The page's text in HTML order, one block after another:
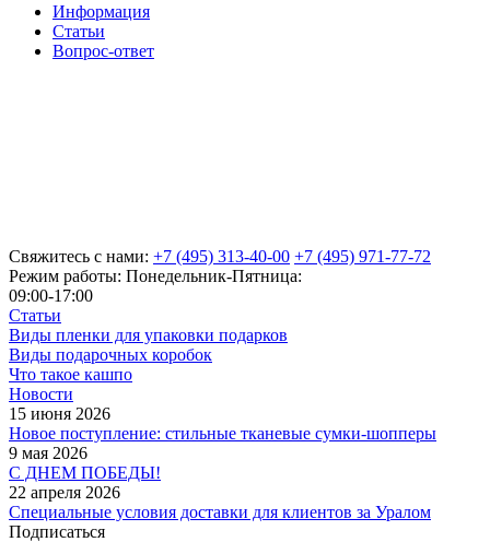
Информация
Статьи
Вопрос-ответ
Свяжитесь с нами: +7 (495) 313-40-00 +7 (495) 971-77-72
Режим работы: Понедельник-Пятница:
09:00-17:00
Статьи
Виды пленки для упаковки подарков
Виды подарочных коробок
Что такое кашпо
Новости
15 июня 2026
Новое поступление: стильные тканевые сумки-шопперы
9 мая 2026
С ДНЕМ ПОБЕДЫ!
22 апреля 2026
Специальные условия доставки для клиентов за Уралом
Подписаться